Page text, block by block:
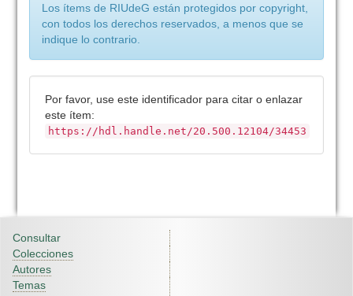
Los ítems de RIUdeG están protegidos por copyright,
con todos los derechos reservados, a menos que se
indique lo contrario.
Por favor, use este identificador para citar o enlazar
este ítem:
https://hdl.handle.net/20.500.12104/34453
Consultar
Colecciones
Autores
Temas